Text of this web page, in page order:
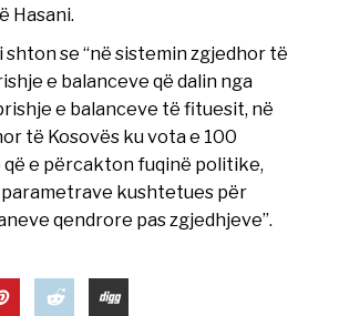
Hasani.
shton se “në sistemin zgjedhor të
e balanceve që dalin nga
e balanceve të fituesit, në
të Kosovës ku vota e 100
e përcakton fuqinë politike,
kushtetues për
qendrore pas zgjedhjeve”.